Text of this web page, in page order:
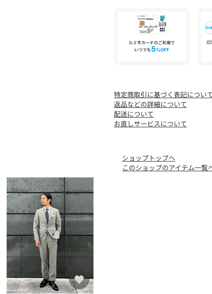
特定商取引に基づく表記につい
返品などの詳細について
配送について
お直しサービスについて
ショップトップへ
このショップのアイテム一覧